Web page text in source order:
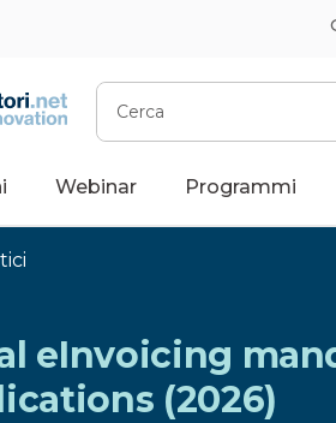
Cerca
Webinar Programmi
eInvoicing
(2026)